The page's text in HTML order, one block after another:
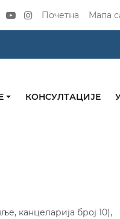
Почетна Мапа
КОНСУЛТАЦИЈЕ
канцеларија број 10),